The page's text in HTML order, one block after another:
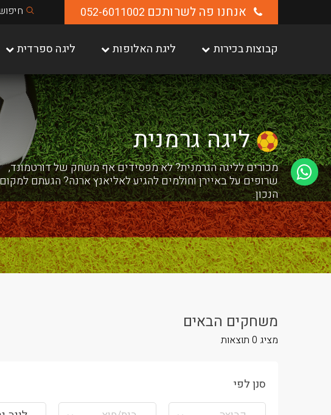
אנחנו פה לשרותכם 052-6011002
קבוצות בכירות ליגת האלופות ליגה ספרדית
ליגה גרמנית
מכורים לליגה הגרמנית? לא מפסידים אף משחק של דורטמונד,
שרופים על באיירן וחולמים להגיע לאליאנץ ארנה? הגעתם למקום
הנכון.
משחקים הבאים
מציג 0 תוצאות
סנן לפי